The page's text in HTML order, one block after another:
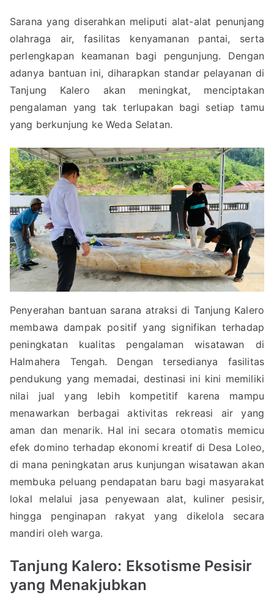
Sarana yang diserahkan meliputi alat-alat penunjang
olahraga air, fasilitas kenyamanan pantai, serta
perlengkapan keamanan bagi pengunjung. Dengan
adanya bantuan ini, diharapkan standar pelayanan di
Tanjung Kalero akan meningkat, menciptakan
pengalaman yang tak terlupakan bagi setiap tamu
yang berkunjung ke Weda Selatan.
Penyerahan bantuan sarana atraksi di Tanjung Kalero
membawa dampak positif yang signifikan terhadap
peningkatan kualitas pengalaman wisatawan di
Halmahera Tengah. Dengan tersedianya fasilitas
pendukung yang memadai, destinasi ini kini memiliki
nilai jual yang lebih kompetitif karena mampu
menawarkan berbagai aktivitas rekreasi air yang
aman dan menarik. Hal ini secara otomatis memicu
efek domino terhadap ekonomi kreatif di Desa Loleo,
di mana peningkatan arus kunjungan wisatawan akan
membuka peluang pendapatan baru bagi masyarakat
lokal melalui jasa penyewaan alat, kuliner pesisir,
hingga penginapan rakyat yang dikelola secara
mandiri oleh warga.
Tanjung Kalero: Eksotisme Pesisir
yang Menakjubkan